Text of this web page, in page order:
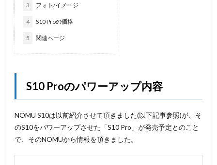
3 フォト/イメージ
4 S10 Proの価格
5 関連ページ
S10 Proのパワーアップ内容
NOMU S10は以前紹介させて頂きました(以下記事参照)が、そ
のS10をパワーアップさせた「S10 Pro」が発売予定とのこと
で、そのNOMUから情報を頂きました。